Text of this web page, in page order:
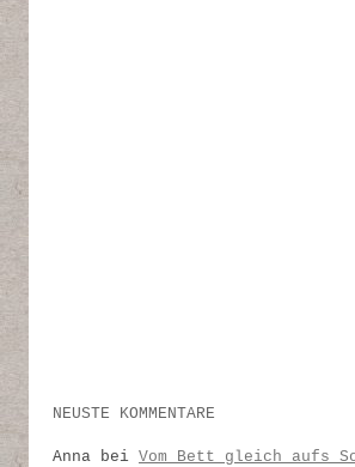
NEUSTE KOMMENTARE
Anna bei Vom Bett gleich aufs